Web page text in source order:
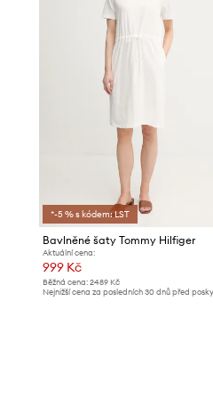
*-5 % s kódem: LST
Bavlněné šaty Tommy Hilfiger
Aktuální cena:
999 Kč
Běžná cena: 2489 Kč
Nejnižší cena za posledních 30 dnů před